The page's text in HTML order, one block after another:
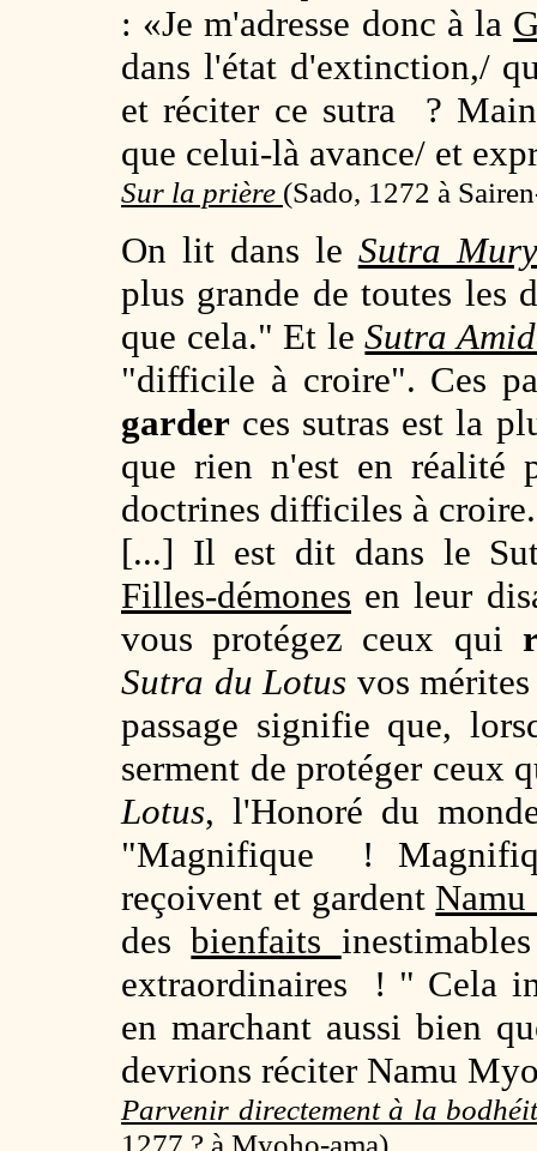
: «Je m'adresse donc à la
dans l'état d'extinction,/
et réciter ce sutra ?
que celui-là avance/ et
Sur la prière (Sado, 1272 à
On lit dans le Sutra
plus grande de toutes
que cela." Et leSutra
"difficile à croire". Ces
garder ces sutras est la
que rien n'est en réalité
doctrines difficiles à croire.
[...] Il est dit dans le
Filles-démones en leur
vous protégez ceux qui
Sutra du Lotus vos
passage signifie que,
serment de protéger ceux
Lotus, l'Honoré du
"Magnifique !
reçoivent et gardent
desbienfaits
extraordinaires ! " Cela
en marchant aussi bien
devrions réciter Namu
Parvenir directement à la
1277 ? à Myoho-ama)